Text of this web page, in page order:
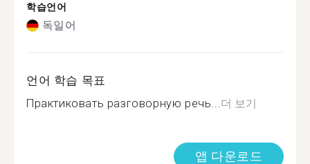
학습언어
독일어
언어 학습 목표
Практиковать разговорную речь...더 보기
앱 다운로드